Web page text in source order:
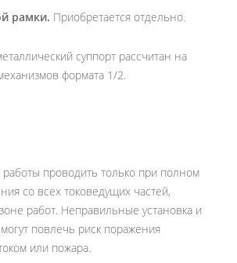
рамки. Приобретается отдельно.
суппорт рассчитан на
формата 1/2.
работы проводить только при полном
со всех токоведущих частей,
работ. Неправильные установка и
повлечь риск поражения
или пожара.